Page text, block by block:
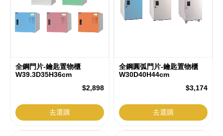
全鋼門片-鑰匙置物櫃
W39.3D35H36cm
$2,898
去選購
全鋼圓弧門片-鑰匙置物櫃
W30D40H44cm
$3,174
去選購